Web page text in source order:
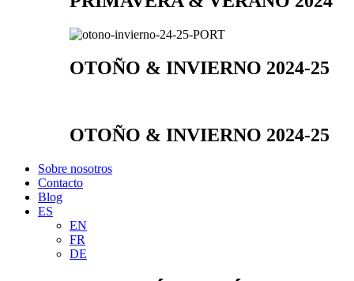
OTOÑO & INVIERNO 2024-25
OTOÑO & INVIERNO 2024-25
Sobre nosotros
Contacto
Blog
ES
EN
FR
DE